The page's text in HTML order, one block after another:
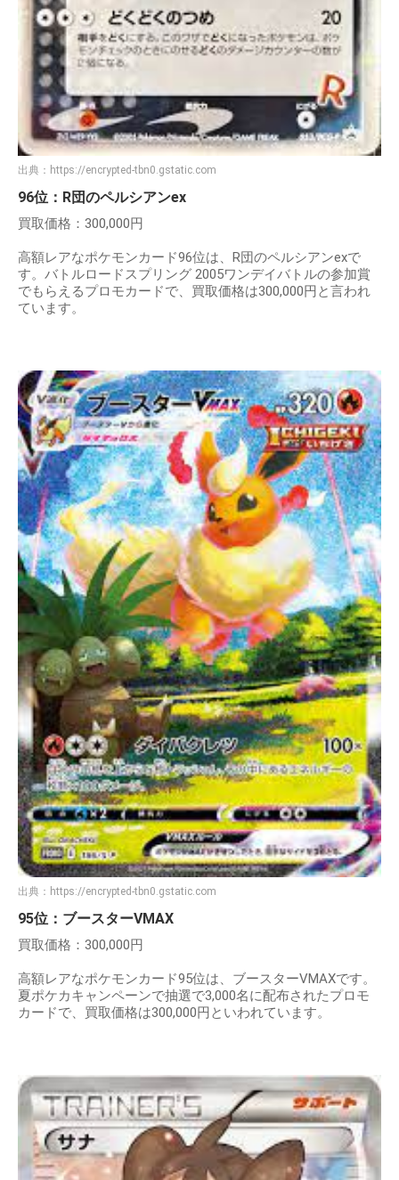
出典： https://encrypted-tbn0.gstatic.com
96位：R団のペルシアンex
買取価格：300,000円
高額レアなポケモンカード96位は、R団のペルシアンexで
す。バトルロードスプリング 2005ワンデイバトルの参加賞
でもらえるプロモカードで、買取価格は300,000円と言われ
ています。
出典： https://encrypted-tbn0.gstatic.com
95位：ブースターVMAX
買取価格：300,000円
高額レアなポケモンカード95位は、ブースターVMAXです。
夏ポケカキャンペーンで抽選で3,000名に配布されたプロモ
カードで、買取価格は300,000円といわれています。